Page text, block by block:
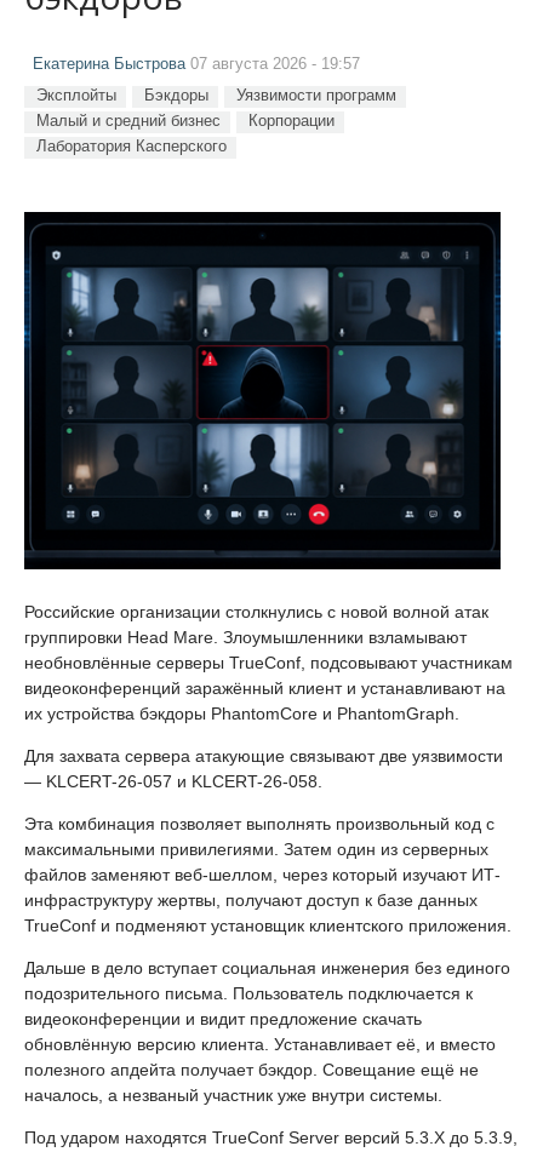
Екатерина Быстрова07 августа 2026 - 19:57
Эксплойты Бэкдоры
Уязвимости программ
Малый и средний бизнес
Корпорации
Лаборатория Касперского
Российские организации столкнулись с новой волной атак
группировки Head Mare. Злоумышленники взламывают
необновлённые серверы TrueConf, подсовывают участникам
видеоконференций заражённый клиент и устанавливают на
их устройства бэкдоры PhantomCore и PhantomGraph.
Для захвата сервера атакующие связывают две уязвимости
— KLCERT-26-057 и KLCERT-26-058.
Эта комбинация позволяет выполнять произвольный код с
максимальными привилегиями. Затем один из серверных
файлов заменяют веб-шеллом, через который изучают ИТ-
инфраструктуру жертвы, получают доступ к базе данных
TrueConf и подменяют установщик клиентского приложения.
Дальше в дело вступает социальная инженерия без единого
подозрительного письма. Пользователь подключается к
видеоконференции и видит предложение скачать
обновлённую версию клиента. Устанавливает её, и вместо
полезного апдейта получает бэкдор. Совещание ещё не
началось, а незваный участник уже внутри системы.
Под ударом находятся TrueConf Server версий 5.3.X до 5.3.9,